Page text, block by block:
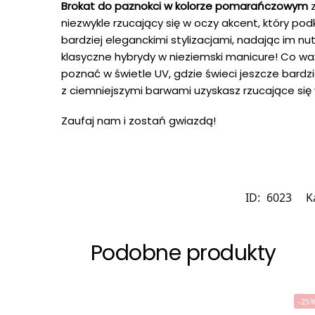
Brokat do paznokci w kolorze pomarańczowym
niezwykle rzucający się w oczy akcent, który
bardziej eleganckimi stylizacjami, nadając im
klasyczne hybrydy w nieziemski manicure! Co
poznać w świetle UV, gdzie świeci jeszcze
z ciemniejszymi barwami uzyskasz rzucające
Zaufaj nam i zostań gwiazdą!
ID: 6023
Podobne produkty
-